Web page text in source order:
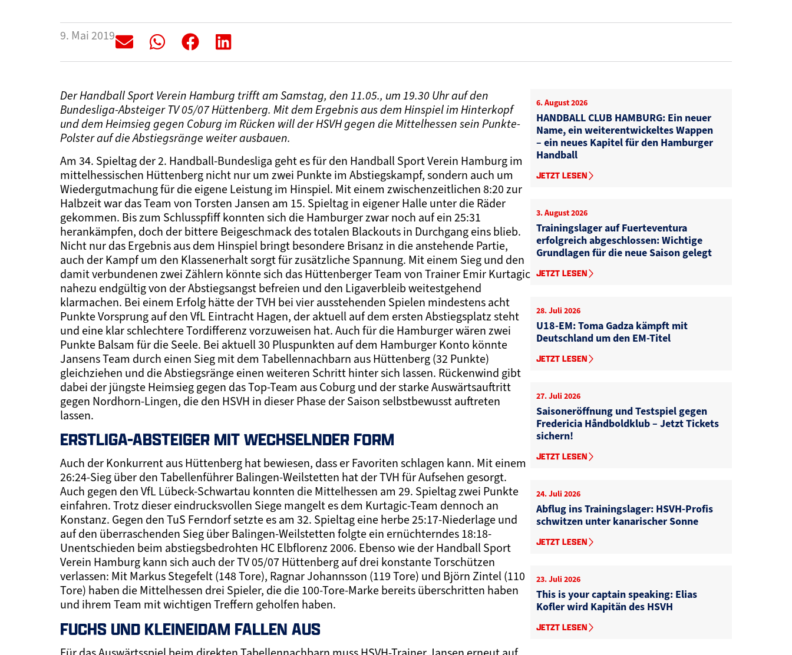
9. Mai 2019
Der Handball Sport Verein Hamburg trifft am Samstag, den 11.05., um 19.30 Uhr auf den
Bundesliga-Absteiger TV 05/07 Hüttenberg. Mit dem Ergebnis aus dem Hinspiel im Hinterkopf
und dem Heimsieg gegen Coburg im Rücken will der HSVH gegen die Mittelhessen sein Punkte-
Polster auf die Abstiegsränge weiter ausbauen.
Am 34. Spieltag der 2. Handball-Bundesliga geht es für den Handball Sport Verein Hamburg im
mittelhessischen Hüttenberg nicht nur um zwei Punkte im Abstiegskampf, sondern auch um
Wiedergutmachung für die eigene Leistung im Hinspiel. Mit einem zwischenzeitlichen 8:20 zur
Halbzeit war das Team von Torsten Jansen am 15. Spieltag in eigener Halle unter die Räder
gekommen. Bis zum Schlusspfiff konnten sich die Hamburger zwar noch auf ein 25:31
herankämpfen, doch der bittere Beigeschmack des totalen Blackouts in Durchgang eins blieb.
Nicht nur das Ergebnis aus dem Hinspiel bringt besondere Brisanz in die anstehende Partie,
auch der Kampf um den Klassenerhalt sorgt für zusätzliche Spannung. Mit einem Sieg und den
damit verbundenen zwei Zählern könnte sich das Hüttenberger Team von Trainer Emir Kurtagic
nahezu endgültig von der Abstiegsangst befreien und den Ligaverbleib weitestgehend
klarmachen. Bei einem Erfolg hätte der TVH bei vier ausstehenden Spielen mindestens acht
Punkte Vorsprung auf den VfL Eintracht Hagen, der aktuell auf dem ersten Abstiegsplatz steht
und eine klar schlechtere Tordifferenz vorzuweisen hat. Auch für die Hamburger wären zwei
Punkte Balsam für die Seele. Bei aktuell 30 Pluspunkten auf dem Hamburger Konto könnte
Jansens Team durch einen Sieg mit dem Tabellennachbarn aus Hüttenberg (32 Punkte)
gleichziehen und die Abstiegsränge einen weiteren Schritt hinter sich lassen. Rückenwind gibt
dabei der jüngste Heimsieg gegen das Top-Team aus Coburg und der starke Auswärtsauftritt
gegen Nordhorn-Lingen, die den HSVH in dieser Phase der Saison selbstbewusst auftreten
lassen.
ERSTLIGA-ABSTEIGER MIT WECHSELNDER FORM
Auch der Konkurrent aus Hüttenberg hat bewiesen, dass er Favoriten schlagen kann. Mit einem
26:24-Sieg über den Tabellenführer Balingen-Weilstetten hat der TVH für Aufsehen gesorgt.
Auch gegen den VfL Lübeck-Schwartau konnten die Mittelhessen am 29. Spieltag zwei Punkte
einfahren. Trotz dieser eindrucksvollen Siege mangelt es dem Kurtagic-Team dennoch an
Konstanz. Gegen den TuS Ferndorf setzte es am 32. Spieltag eine herbe 25:17-Niederlage und
auf den überraschenden Sieg über Balingen-Weilstetten folgte ein ernüchterndes 18:18-
Unentschieden beim abstiegsbedrohten HC Elbflorenz 2006. Ebenso wie der Handball Sport
Verein Hamburg kann sich auch der TV 05/07 Hüttenberg auf drei konstante Torschützen
verlassen: Mit Markus Stegefelt (148 Tore), Ragnar Johannsson (119 Tore) und Björn Zintel (110
Tore) haben die Mittelhessen drei Spieler, die die 100-Tore-Marke bereits überschritten haben
und ihrem Team mit wichtigen Treffern geholfen haben.
FUCHS UND KLEINEIDAM FALLEN AUS
6. August 2026
HANDBALL CLUB HAMBURG: Ein neuer
Name, ein weiterentwickeltes Wappen
– ein neues Kapitel für den Hamburger
Handball
JETZT LESEN
3. August 2026
Trainingslager auf Fuerteventura
erfolgreich abgeschlossen: Wichtige
Grundlagen für die neue Saison gelegt
JETZT LESEN
28. Juli 2026
U18-EM: Toma Gadza kämpft mit
Deutschland um den EM-Titel
JETZT LESEN
27. Juli 2026
Saisoneröffnung und Testspiel gegen
Fredericia Håndboldklub – Jetzt Tickets
sichern!
JETZT LESEN
24. Juli 2026
Abflug ins Trainingslager: HSVH-Profis
schwitzen unter kanarischer Sonne
JETZT LESEN
23. Juli 2026
This is your captain speaking: Elias
Kofler wird Kapitän des HSVH
JETZT LESEN